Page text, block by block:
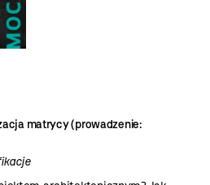
matrycy (prowadzenie: